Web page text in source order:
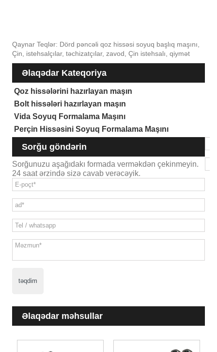
Qaynar Teqlər: Dörd pəncəli qoz hissəsi soyuq başlıq maşını,
Çin, istehsalçılar, təchizatçılar, zavod, Çin istehsalı, qiymət
Əlaqədar Kateqoriya
Qoz hissələrini hazırlayan maşın
Bolt hissələri hazırlayan maşın
Vida Soyuq Formalama Maşını
Perçin Hissəsini Soyuq Formalama Maşını
Sorğu göndərin
Sorğunuzu aşağıdakı formada verməkdən çekinmeyin.
24 saat ərzində sizə cavab verəcəyik.
təqdim
Əlaqədar məhsullar